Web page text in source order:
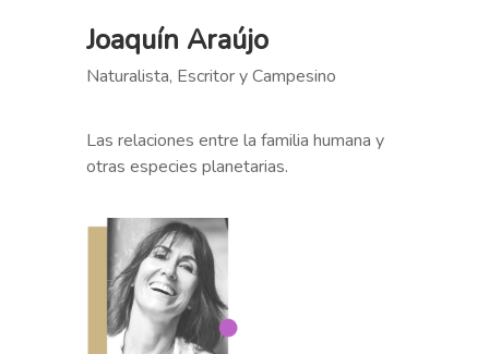
Joaquín Araújo
Naturalista, Escritor y Campesino
Las relaciones entre la familia humana y
otras especies planetarias.